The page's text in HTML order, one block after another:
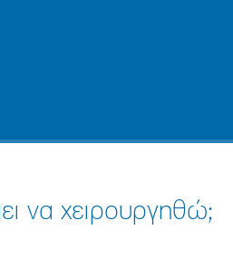
να χειρουργηθώ;